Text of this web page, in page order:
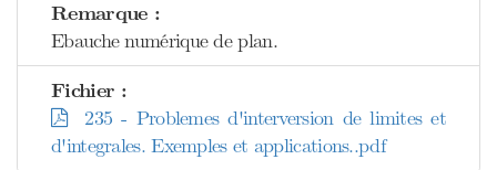
Remarque :
Ebauche numérique de plan.
Fichier :
235 - Problemes d'interversion de limites et
d'integrales. Exemples et applications..pdf